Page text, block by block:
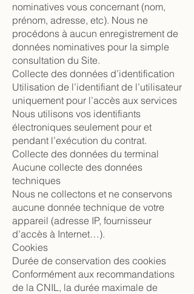
nominatives vous concernant (nom,
prénom, adresse, etc). Nous ne
procédons à aucun enregistrement de
données nominatives pour la simple
consultation du Site.
Collecte des données d’identification
Utilisation de l’identifiant de l’utilisateur
uniquement pour l’accès aux services
Nous utilisons vos identifiants
électroniques seulement pour et
pendant l’exécution du contrat.
Collecte des données du terminal
Aucune collecte des données
techniques
Nous ne collectons et ne conservons
aucune donnée technique de votre
appareil (adresse IP, fournisseur
d’accès à Internet…).
Cookies
Durée de conservation des cookies
Conformément aux recommandations
de la CNIL, la durée maximale de